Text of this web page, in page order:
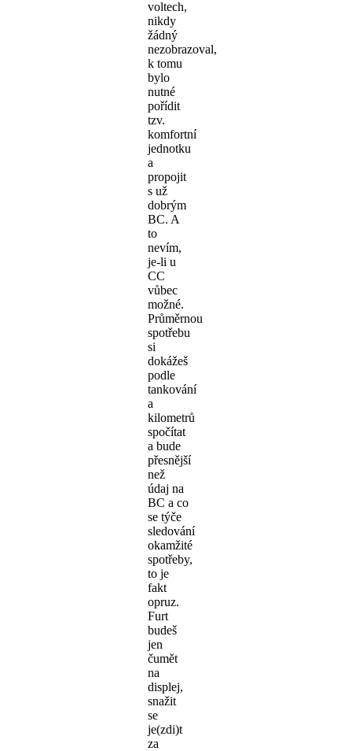
voltech,
nikdy
žádný
nezobrazoval,
k tomu
bylo
nutné
pořídit
tzv.
komfortní
jednotku
a
propojit
s už
dobrým
BC. A
to
nevím,
je-li u
CC
vůbec
možné.
Průměrnou
spotřebu
si
dokážeš
podle
tankování
a
kilometrů
spočítat
a bude
přesnější
než
údaj na
BC a co
se týče
sledování
okamžité
spotřeby,
to je
fakt
opruz.
Furt
budeš
jen
čumět
na
displej,
snažit
se
je(zdi)t
za